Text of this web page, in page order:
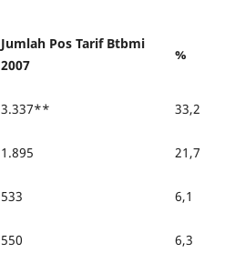
Jumlah Pos Tarif Btbmi
2007
%
3.337** 33,2
1.895 21,7
533 6,1
550 6,3